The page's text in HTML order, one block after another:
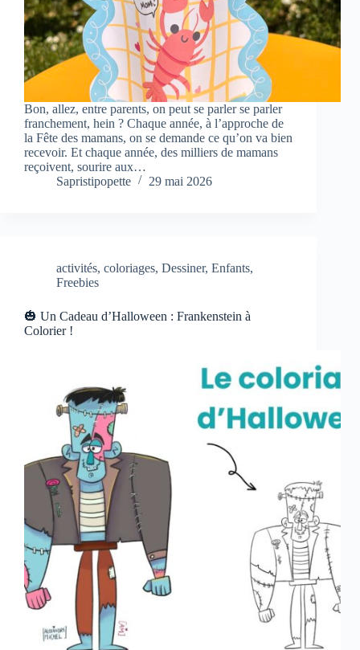
Bon, allez, entre parents, on peut se parler se parler
franchement, hein ? Chaque année, à l’approche de
la Fête des mamans, on se demande ce qu’on va bien
recevoir. Et chaque année, des milliers de mamans
reçoivent, sourire aux…
Sapristipopette
29 mai 2026
activités, coloriages, Dessiner, Enfants,
Freebies
🎃 Un Cadeau d’Halloween : Frankenstein à
Colorier !